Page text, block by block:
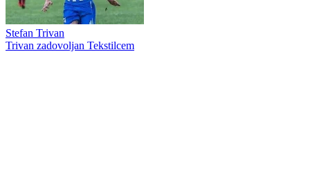
Stefan Trivan
Trivan zadovoljan Tekstilcem